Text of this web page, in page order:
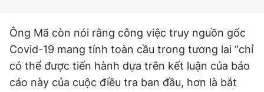
Ông Mã còn nói rằng công việc truy nguồn gốc
Covid-19 mang tính toàn cầu trong tương lai “chỉ
có thể được tiến hành dựa trên kết luận của báo
cáo này của cuộc điều tra ban đầu, hơn là bắt